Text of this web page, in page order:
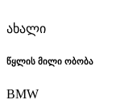
ახალი
წყლის მილი ობობა
BMW